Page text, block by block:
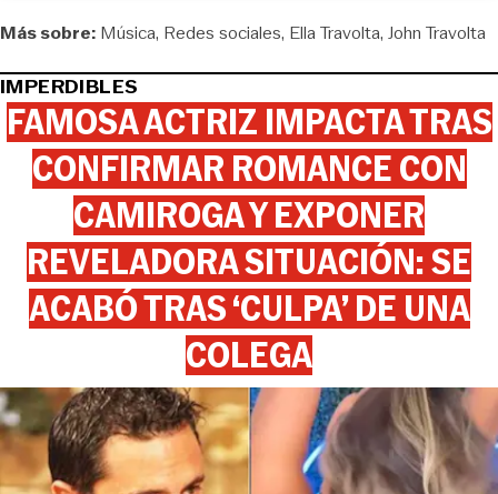
View this post on Instagram
Más sobre: Música Redes sociales Ella Travolta John Travolta
IMPERDIBLES
FAMOSA ACTRIZ IMPACTA TRAS
CONFIRMAR ROMANCE CON
CAMIROGA Y EXPONER
REVELADORA SITUACIÓN: SE
ACABÓ TRAS ‘CULPA’ DE UNA
COLEGA